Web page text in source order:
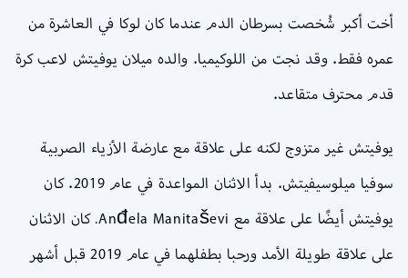
أخت أكبر شُخصت بسرطان الدم عندما كان لوكا في العاشرة من
عمره فقط. وقد نجت من اللوكيميا. والده ميلان يوفيتش لاعب كرة
قدم محترف متقاعد.
يوفيتش غير متزوج لكنه على علاقة مع عارضة الأزياء الصربية
سوفيا ميلوسيفيتش. بدأ الاثنان المواعدة في عام 2019. كان
يوفيتش أيضًا على علاقة مع Anđela Manitaševi. كان الاثنان
على علاقة طويلة الأمد ورحبا بطفلهما في عام 2019 قبل أشهر